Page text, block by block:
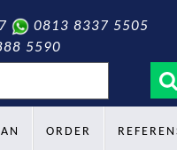
0813 8337 5505
5590
ORDER